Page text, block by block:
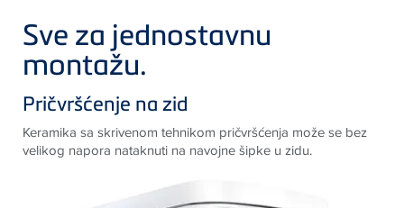
Sve za jednostavnu
montažu.
Pričvršćenje na zid
Keramika sa skrivenom tehnikom pričvršćenja može se bez
velikog napora nataknuti na navojne šipke u zidu.